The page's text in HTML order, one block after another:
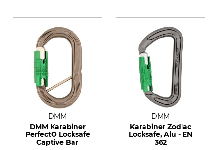
DMM
DMM Karabiner
PerfectO Locksafe
Captive Bar
DMM
Karabiner Zodiac
Locksafe, Alu - EN
362